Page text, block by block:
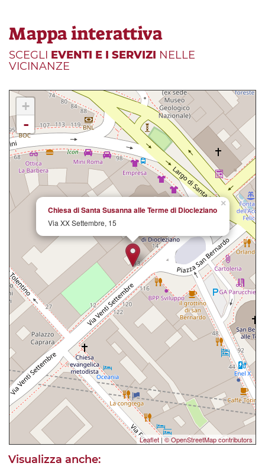
Mappa interattiva
SCEGLI EVENTI E I SERVIZI NELLE
VICINANZE
×
Chiesa di Santa Susanna alle Terme di Diocleziano
Via XX Settembre, 15
+
-
Leaflet|© OpenStreetMap contributors